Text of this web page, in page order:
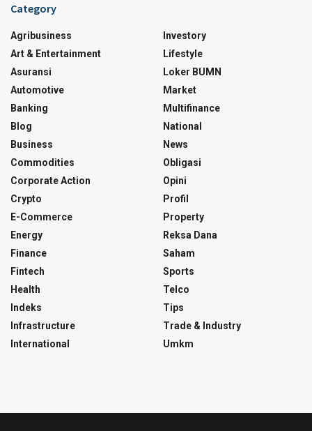
Category
Agribusiness
Art & Entertainment
Asuransi
Automotive
Banking
Blog
Business
Commodities
Corporate Action
Crypto
E-Commerce
Energy
Finance
Fintech
Health
Indeks
Infrastructure
International
Investory
Lifestyle
Loker BUMN
Market
Multifinance
National
News
Obligasi
Opini
Profil
Property
Reksa Dana
Saham
Sports
Telco
Tips
Trade & Industry
Umkm